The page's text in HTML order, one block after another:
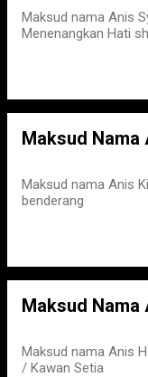
Maksud nama Anis
Menenangkan Hati
Maksud Nama
Maksud nama Anis
benderang
Maksud Nama
Maksud nama Anis
/ Kawan Setia